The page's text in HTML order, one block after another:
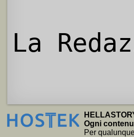
La
Ogni
Per